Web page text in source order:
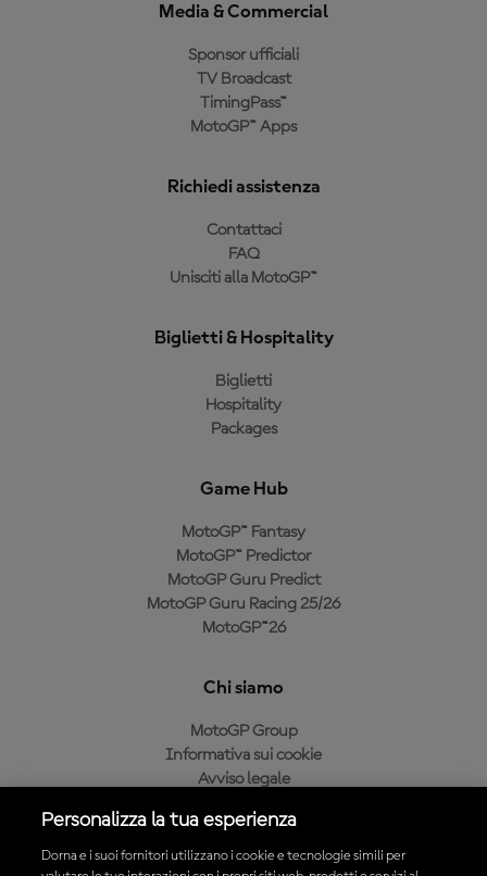
Media & Commercial
Sponsor ufficiali
TV Broadcast
TimingPass™
MotoGP™ Apps
Richiedi assistenza
Contattaci
FAQ
Unisciti alla MotoGP™
Biglietti & Hospitality
Biglietti
Hospitality
Packages
Game Hub
MotoGP™ Fantasy
MotoGP™ Predictor
MotoGP Guru Predict
MotoGP Guru Racing 25/26
MotoGP™26
Chi siamo
MotoGP Group
Informativa sui cookie
Avviso legale
Condizioni di acquisto
Personalizza la tua esperienza
Dorna e i suoi fornitori utilizzano i cookie e tecnologie simili per